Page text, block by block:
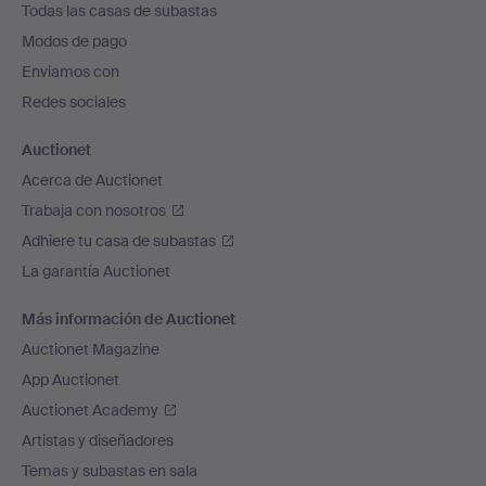
pie
de
página
Todas las casas de subastas
Modos de pago
Enviamos con
Redes sociales
Auctionet
Acerca de Auctionet
Trabaja con nosotros
Adhiere tu casa de subastas
La garantía Auctionet
Más información de Auctionet
Auctionet Magazine
App Auctionet
Auctionet Academy
Artistas y diseñadores
Temas y subastas en sala